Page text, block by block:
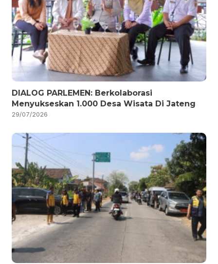
DIALOG PARLEMEN: Berkolaborasi
Menyukseskan 1.000 Desa Wisata Di Jateng
29/07/2026